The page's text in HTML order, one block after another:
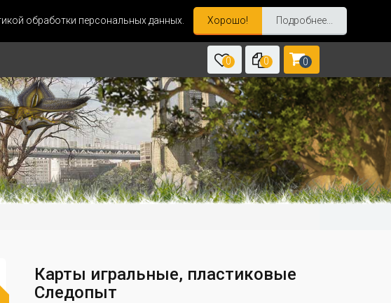
обработки персональных данных. Хорошо! Подробнее...
0 0 0
Карты игральные, пластиковые
Следопыт